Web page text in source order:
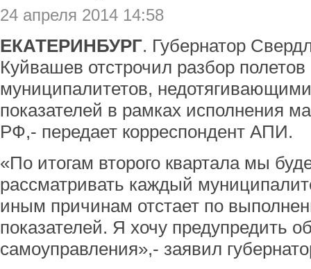
24 апреля 2014 14:58
ЕКАТЕРИНБУРГ. Губернатор
Куйвашев отстрочил разбор
муниципалитетов,
показателей в рамках исполнения
РФ,- передает корреспондент АПИ.
«По итогам второго квартала мы
рассматривать каждый
иным причинам отстает по
показателей. Я хочу предупредить
самоуправления»,- заявил